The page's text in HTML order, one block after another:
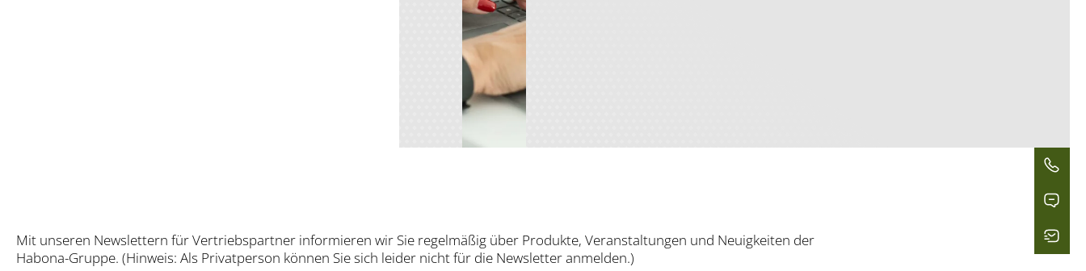
Mit unse­ren News­let­tern für Ver­triebs­part­ner infor­mie­ren wir Sie regel­mä­ßig über Pro­duk­te, Ver­an­stal­tun­gen und Neu­ig­kei­ten der
Hab­o­­na-Grup­­pe. (Hin­weis: Als Pri­vat­per­son kön­nen Sie sich lei­der nicht für die News­let­ter anmel­den.)